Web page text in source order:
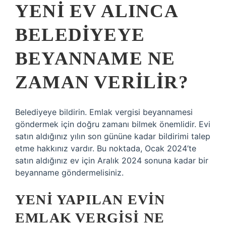
YENI EV ALINCA
BELEDIYEYE
BEYANNAME NE
ZAMAN VERILIR?
Belediyeye bildirin. Emlak vergisi beyannamesi
göndermek için doğru zamanı bilmek önemlidir. Evi
satın aldığınız yılın son gününe kadar bildirimi talep
etme hakkınız vardır. Bu noktada, Ocak 2024’te
satın aldığınız ev için Aralık 2024 sonuna kadar bir
beyanname göndermelisiniz.
YENI YAPILAN EVIN
EMLAK VERGISI NE